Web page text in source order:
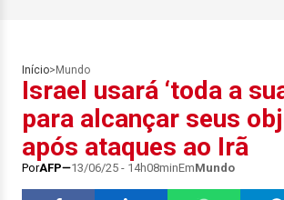
Início> Mundo
Israel usará ‘toda a
para alcançar seus
após ataques ao Irã
PorAFP 13/06/25 - 14h08minEmMundo